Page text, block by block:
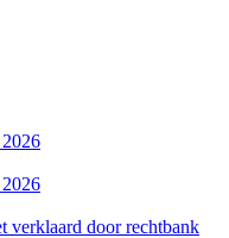
verklaard door rechtbank